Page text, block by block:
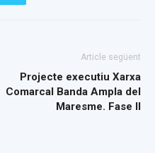
Article següent
Projecte executiu Xarxa
Comarcal Banda Ampla del
Maresme. Fase II